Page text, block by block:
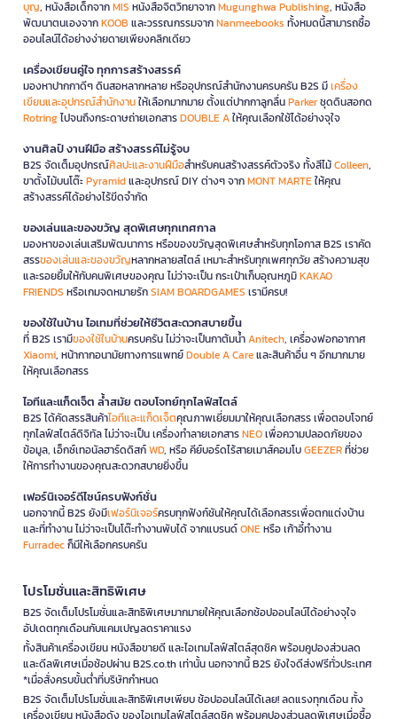
บุญ, หนังสือเด็กจากMIS หนังสือจิตวิทยาจากMugunghwa Publishing, หนังสือ
พัฒนาตนเองจากKOOB และวรรณกรรมจากNanmeebooks ทั้งหมดนี้สามารถซื้อ
ออนไลน์ได้อย่างง่ายดายเพียงคลิกเดียว
เครื่องเขียนคู่ใจ ทุกการสร้างสรรค์
มองหาปากกาดีๆ ดินสอหลากหลาย หรืออุปกรณ์สำนักงานครบครัน B2S มีเครื่อง
เขียนและอุปกรณ์สำนักงานให้เลือกมากมาย ตั้งแต่ปากกาลูกลื่นParkerชุดดินสอกด
Rotringไปจนถึงกระดาษถ่ายเอกสารDOUBLE Aให้คุณเลือกใช้ได้อย่างจุใจ
งานศิลป์ งานฝีมือ สร้างสรรค์ไม่รู้จบ
B2S จัดเต็มอุปกรณ์ศิลปะและงานฝีมือสำหรับคนสร้างสรรค์ตัวจริง ทั้งสีไม้Colleen,
ขาตั้งไม้บนโต๊ะPyramidและอุปกรณ์ DIY ต่างๆ จากMONT MARTEให้คุณ
สร้างสรรค์ได้อย่างไร้ขีดจำกัด
ของเล่นและของขวัญ สุดพิเศษทุกเทศกาล
มองหาของเล่นเสริมพัฒนาการ หรือของขวัญสุดพิเศษสำหรับทุกโอกาส B2S เราคัด
สรรของเล่นและของขวัญหลากหลายสไตล์ เหมาะสำหรับทุกเพศทุกวัย สร้างความสุข
และรอยยิ้มให้กับคนพิเศษของคุณ ไม่ว่าจะเป็น กระเป๋าเก็บอุณหภูมิKAKAO
FRIENDS หรือเกมจดหมายรักSIAM BOARDGAMES เรามีครบ!
ของใช้ในบ้าน ไอเทมที่ช่วยให้ชีวิตสะดวกสบายขึ้น
ที่ B2S เรามีของใช้ในบ้านครบครัน ไม่ว่าจะเป็นกาต้มน้ำAnitech, เครื่องฟอกอากาศ
Xiaomi, หน้ากากอนามัยทางการแพทย์Double A Careและสินค้าอื่น ๆ อีกมากมาย
ให้คุณเลือกสรร
ไอทีและแก็ดเจ็ต ล้ำสมัย ตอบโจทย์ทุกไลฟ์สไตล์
B2S ได้คัดสรรสินค้าไอทีและแก็ดเจ็ตคุณภาพเยี่ยมมาให้คุณเลือกสรร เพื่อตอบโจทย์
ทุกไลฟ์สไตล์ดิจิทัล ไม่ว่าจะเป็น เครื่องทำลายเอกสารNEOเพื่อความปลอดภัยของ
ข้อมูล, เอ็กซ์เทอนัลฮาร์ดดิสก์WD, หรือ คีย์บอร์ดไร้สายเมาส์คอมโบGEEZERที่ช่วย
ให้การทำงานของคุณสะดวกสบายยิ่งขึ้น
เฟอร์นิเจอร์ดีไซน์ครบฟังก์ชั่น
นอกจากนี้ B2S ยังมีเฟอร์นิเจอร์ครบทุกฟังก์ชันให้คุณได้เลือกสรรเพื่อตกแต่งบ้าน
และที่ทำงาน ไม่ว่าจะเป็นโต๊ะทำงานพับได้ จากแบรนด์ONEหรือ เก้าอี้ทำงาน
Furradecก็มีให้เลือกครบครัน
โปรโมชั่นและสิทธิพิเศษ
B2S จัดเต็มโปรโมชั่นและสิทธิพิเศษมากมายให้คุณเลือกช้อปออนไลน์ได้อย่างจุใจ
อัปเดตทุกเดือนกับแคมเปญลดราคาแรง
ทั้งสินค้าเครื่องเขียน หนังสือขายดี และไอเทมไลฟ์สไตล์สุดชิค พร้อมคูปองส่วนลด
และดีลพิเศษเมื่อช้อปผ่าน B2S.co.th เท่านั้น นอกจากนี้ B2S ยังใจดีส่งฟรีทั่วประเทศ
*เมื่อสั่งครบขั้นต่ำที่บริษัทกำหนด
B2S จัดเต็มโปรโมชั่นและสิทธิพิเศษเพียบ ช้อปออนไลน์ได้เลย! ลดแรงทุกเดือน ทั้ง
เครื่องเขียน หนังสือดัง ของไอเทมไลฟ์สไตล์สุดชิค พร้อมคูปองส่วนลดพิเศษเมื่อซื้อ